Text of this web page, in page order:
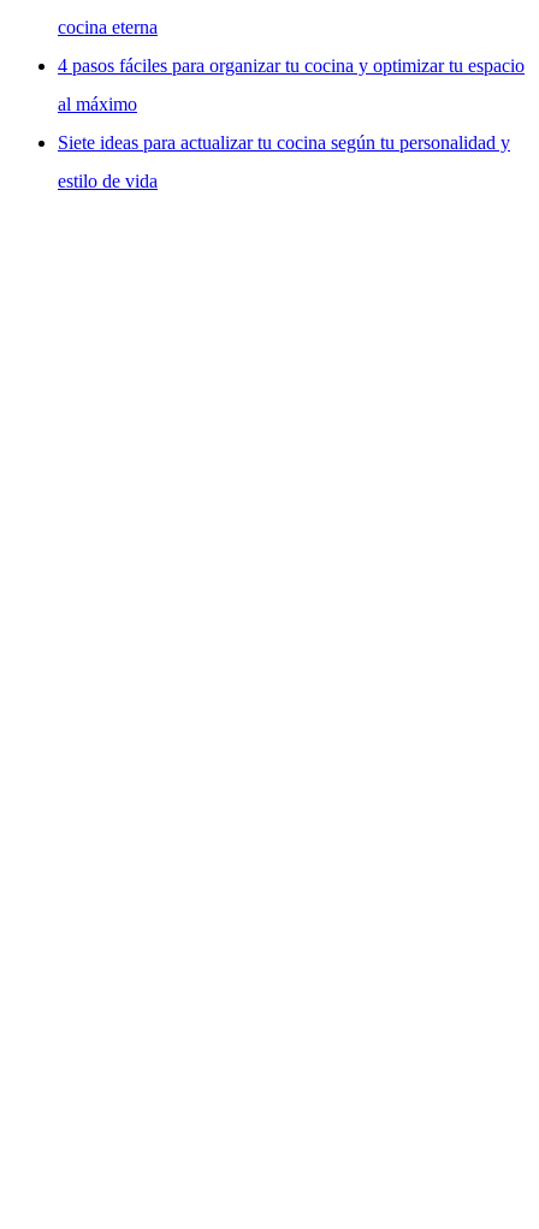
cocina eterna
4 pasos fáciles para organizar tu cocina y optimizar tu espacio
al máximo
Siete ideas para actualizar tu cocina según tu personalidad y
estilo de vida